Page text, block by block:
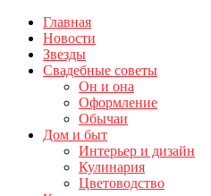
Главная
Новости
Звезды
Свадебные советы
Он и она
Оформление
Обычаи
Дом и быт
Интерьер и дизайн
Кулинария
Цветоводство